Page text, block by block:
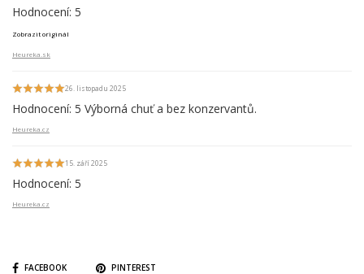
Hodnocení: 5
Zobrazit originál
Heureka.sk
26. listopadu 2025
Hodnocení: 5 Výborná chuť a bez konzervantů.
Heureka.cz
15. září 2025
Hodnocení: 5
Heureka.cz
FACEBOOK PINTEREST